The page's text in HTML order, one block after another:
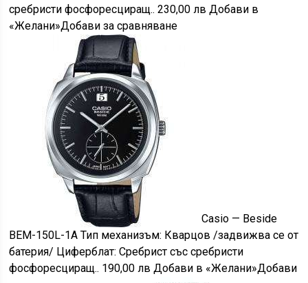
сребристи фосфоресциращ.. 230,00 лв Добави в
«Желани»Добави за сравняване
Casio — Beside
BEM-150L-1A Тип механизъм: Кварцов /задвижва се от
батерия/ Циферблат: Сребрист със сребристи
фосфоресциращ.. 190,00 лв Добави в «Желани»Добави